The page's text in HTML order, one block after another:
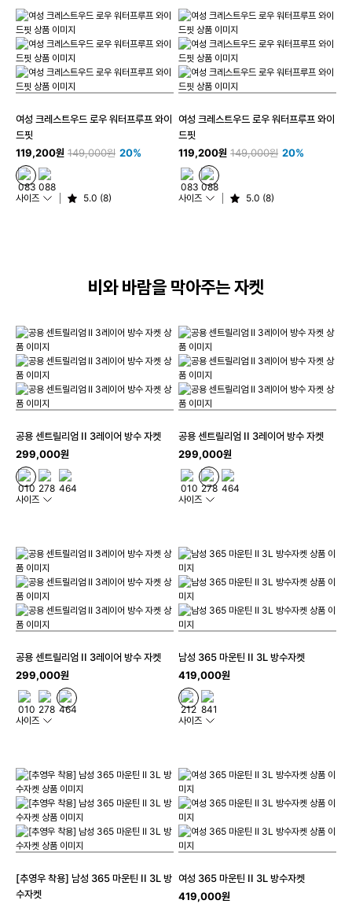
여성 크레스트우드 로우 워터프루프 와이
드핏
119,200원 149,000원 20%
사이즈 5.0 (8)
여성 크레스트우드 로우 워터프루프 와이
드핏
119,200원 149,000원 20%
사이즈 5.0 (8)
비와 바람을 막아주는 자켓
공용 센트릴리엄 II 3레이어 방수 자켓
299,000원
사이즈
공용 센트릴리엄 II 3레이어 방수 자켓
299,000원
사이즈
공용 센트릴리엄 II 3레이어 방수 자켓
299,000원
사이즈
남성 365 마운틴 II 3L 방수자켓
419,000원
사이즈
[추영우 착용] 남성 365 마운틴 II 3L 방
수자켓
여성 365 마운틴 II 3L 방수자켓
419,000원